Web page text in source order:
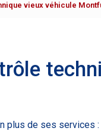
vieux véhicule
plus de ses services :